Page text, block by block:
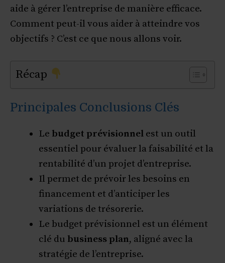
aide à gérer l’entreprise de manière efficace.
Comment peut-il vous aider à atteindre vos
objectifs ? C’est ce que nous allons voir.
Récap
Principales Conclusions Clés
Le budget prévisionnel est un outil
essentiel pour évaluer la faisabilité et la
rentabilité d’un projet d’entreprise.
Il permet de prévoir les besoins en
financement et d’anticiper les
variations de trésorerie.
Le budget prévisionnel est un élément
clé du business plan, aligné avec la
stratégie de l’entreprise.